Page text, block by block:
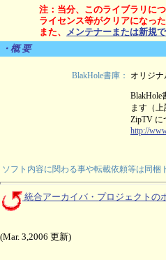
注：当分、このライブラリに
ライセンス等がクリアになっ
また、 メンテナーまたは新規
・概 要
BlakHole書庫： オリジ
BlakHole
ます（
ZipTV に
http://
ソフト内容に関わる事や転載依頼等は同
統合アーカイバ・プロジェクトの
(Mar. 3,2006 更新)